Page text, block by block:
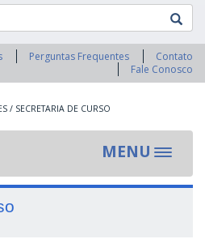
Perguntas Frequentes
Contato
Fale Conosco
/ SECRETARIA DE CURSO
MENU
Toggle